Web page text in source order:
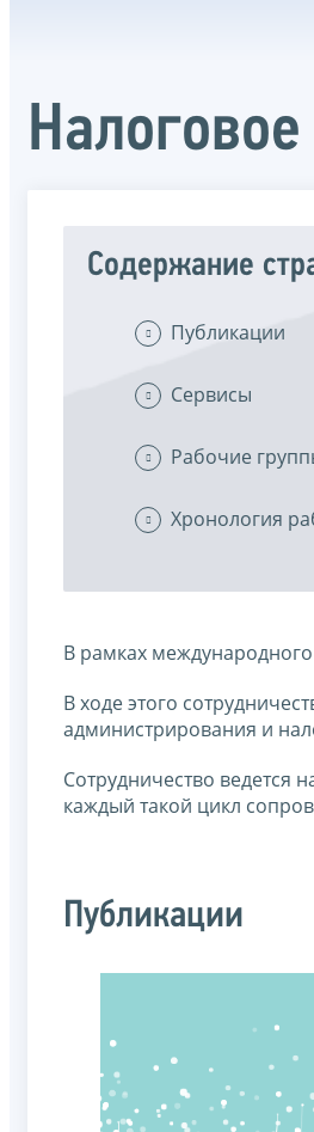
Содержание
Публикации
Сервисы
Рабочие
Хронология
В рамках
В ходе этого
администрирования и
Сотрудничество ведется
каждый такой цикл
Публикации